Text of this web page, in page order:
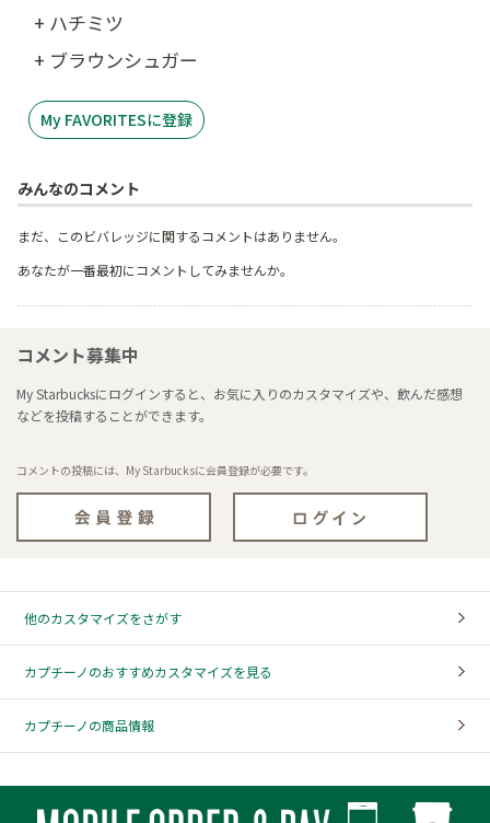
+ ハチミツ
+ ブラウンシュガー
My FAVORITESに登録
みんなのコメント
まだ、このビバレッジに関するコメントはありません。
あなたが一番最初にコメントしてみませんか。
コメント募集中
My Starbucksにログインすると、お気に入りのカスタマイズや、飲んだ感想
などを投稿することができます。
コメントの投稿には、My Starbucksに会員登録が必要です。
他のカスタマイズをさがす
カプチーノのおすすめカスタマイズを見る
カプチーノの商品情報